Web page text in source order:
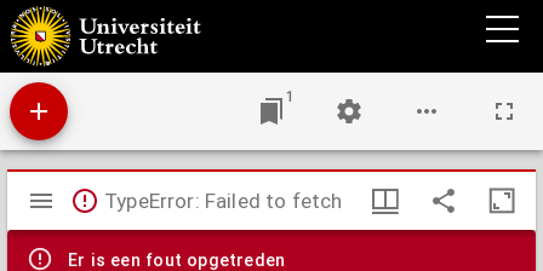
Theses medicae inaugurales
1
Mirador
viewer
TypeError: Failed to fetch
Er is een fout opgetreden